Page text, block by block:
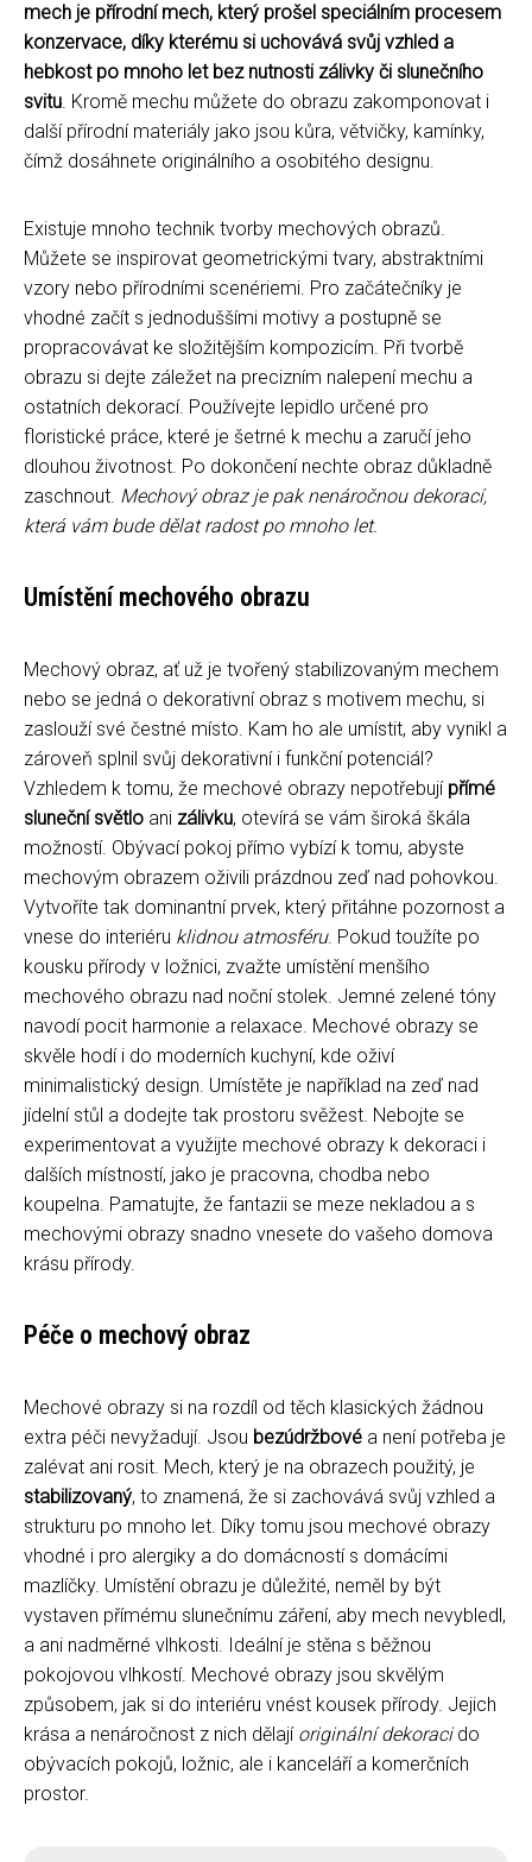
mech je přírodní mech, který prošel speciálním procesem
konzervace, díky kterému si uchovává svůj vzhled a
hebkost po mnoho let bez nutnosti zálivky či slunečního
svitu. Kromě mechu můžete do obrazu zakomponovat i
další přírodní materiály jako jsou kůra, větvičky, kamínky,
čímž dosáhnete originálního a osobitého designu.
Existuje mnoho technik tvorby mechových obrazů.
Můžete se inspirovat geometrickými tvary, abstraktními
vzory nebo přírodními scenériemi. Pro začátečníky je
vhodné začít s jednoduššími motivy a postupně se
propracovávat ke složitějším kompozicím. Při tvorbě
obrazu si dejte záležet na precizním nalepení mechu a
ostatních dekorací. Používejte lepidlo určené pro
floristické práce, které je šetrné k mechu a zaručí jeho
dlouhou životnost. Po dokončení nechte obraz důkladně
zaschnout. Mechový obraz je pak nenáročnou dekorací,
která vám bude dělat radost po mnoho let.
Umístění mechového obrazu
Mechový obraz, ať už je tvořený stabilizovaným mechem
nebo se jedná o dekorativní obraz s motivem mechu, si
zaslouží své čestné místo. Kam ho ale umístit, aby vynikl a
zároveň splnil svůj dekorativní i funkční potenciál?
Vzhledem k tomu, že mechové obrazy nepotřebují přímé
sluneční světlo ani zálivku, otevírá se vám široká škála
možností. Obývací pokoj přímo vybízí k tomu, abyste
mechovým obrazem oživili prázdnou zeď nad pohovkou.
Vytvoříte tak dominantní prvek, který přitáhne pozornost a
vnese do interiéru klidnou atmosféru. Pokud toužíte po
kousku přírody v ložnici, zvažte umístění menšího
mechového obrazu nad noční stolek. Jemné zelené tóny
navodí pocit harmonie a relaxace. Mechové obrazy se
skvěle hodí i do moderních kuchyní, kde oživí
minimalistický design. Umístěte je například na zeď nad
jídelní stůl a dodejte tak prostoru svěžest. Nebojte se
experimentovat a využijte mechové obrazy k dekoraci i
dalších místností, jako je pracovna, chodba nebo
koupelna. Pamatujte, že fantazii se meze nekladou a s
mechovými obrazy snadno vnesete do vašeho domova
krásu přírody.
Péče o mechový obraz
Mechové obrazy si na rozdíl od těch klasických žádnou
extra péči nevyžadují. Jsou bezúdržbové a není potřeba je
zalévat ani rosit. Mech, který je na obrazech použitý, je
stabilizovaný, to znamená, že si zachovává svůj vzhled a
strukturu po mnoho let. Díky tomu jsou mechové obrazy
vhodné i pro alergiky a do domácností s domácími
mazlíčky. Umístění obrazu je důležité, neměl by být
vystaven přímému slunečnímu záření, aby mech nevybledl,
a ani nadměrné vlhkosti. Ideální je stěna s běžnou
pokojovou vlhkostí. Mechové obrazy jsou skvělým
způsobem, jak si do interiéru vnést kousek přírody. Jejich
krása a nenáročnost z nich dělají originální dekoracido
obývacích pokojů, ložnic, ale i kanceláří a komerčních
prostor.